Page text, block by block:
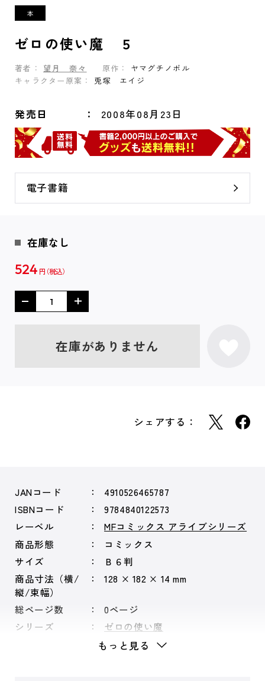
ゼロの使い魔 ５
著者： 望月 奈々 原作：
ヤマグチノボル
キャラクター原案：
兎塚 エイジ
発売日 2008年08月23日
電子書籍
在庫なし
524 円
在庫がありません
シェアする：
JANコード
4910526465787
ISBNコード
9784840122573
レーベル
MFコミックス アライブシリーズ
商品形態
コミックス
サイズ
Ｂ６判
商品寸法（横/
縦/束幅）
128 × 182 × 14 mm
総ページ数
0ページ
シリーズ
ゼロの使い魔
もっと見る